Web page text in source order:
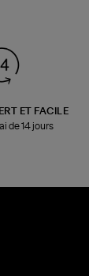
ET FACILE
de 14 jours